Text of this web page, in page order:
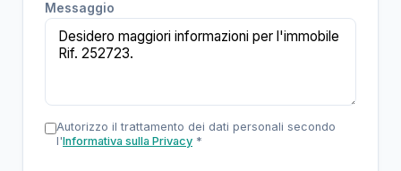
Messaggio
Autorizzo il trattamento dei dati personali secondo
l'Informativa sulla Privacy *